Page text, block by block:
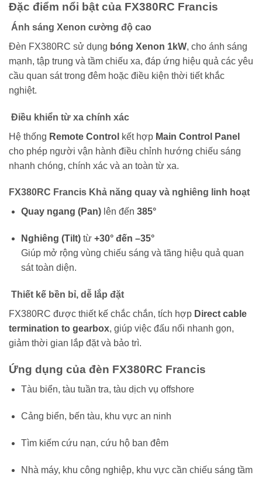
Đặc điểm nổi bật của FX380RC Francis
Ánh sáng Xenon cường độ cao
Đèn FX380RC sử dụng bóng Xenon 1kW, cho ánh sáng
mạnh, tập trung và tầm chiếu xa, đáp ứng hiệu quả các yêu
cầu quan sát trong đêm hoặc điều kiện thời tiết khắc
nghiệt.
Điều khiển từ xa chính xác
Hệ thống Remote Control kết hợp Main Control Panel
cho phép người vận hành điều chỉnh hướng chiếu sáng
nhanh chóng, chính xác và an toàn từ xa.
FX380RC Francis Khả năng quay và nghiêng linh hoạt
Quay ngang (Pan)lên đến 385°
Nghiêng (Tilt)từ +30° đến –35°
Giúp mở rộng vùng chiếu sáng và tăng hiệu quả quan
sát toàn diện.
Thiết kế bền bỉ, dễ lắp đặt
FX380RC được thiết kế chắc chắn, tích hợp Direct cable
termination to gearbox, giúp việc đấu nối nhanh gọn,
giảm thời gian lắp đặt và bảo trì.
Ứng dụng của đèn FX380RC Francis
Tàu biển, tàu tuần tra, tàu dịch vụ offshore
Cảng biển, bến tàu, khu vực an ninh
Tìm kiếm cứu nạn, cứu hộ ban đêm
Nhà máy, khu công nghiệp, khu vực cần chiếu sáng tầm